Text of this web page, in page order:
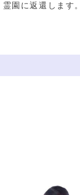
霊園に返還します。